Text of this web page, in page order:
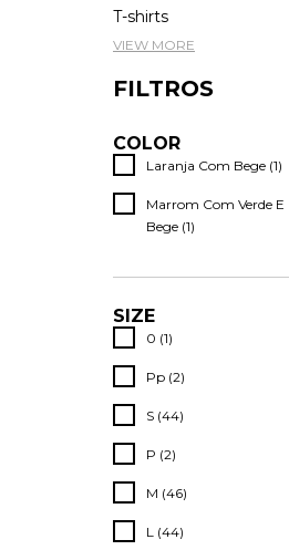
T-shirts
VIEW MORE
FILTROS
COLOR
Laranja Com Bege (1)
Marrom Com Verde E
Bege (1)
SIZE
0 (1)
Pp (2)
S (44)
P (2)
M (46)
L (44)